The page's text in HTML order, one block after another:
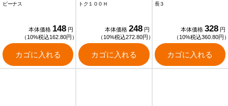
ビーナス
本体価格 148 円
（10%税込162.80円）
カゴに入れる
トク１００Ｈ
本体価格 248 円
（10%税込272.80円）
カゴに入れる
長３
本体価格 328 円
（10%税込360.80円
カゴに入れる